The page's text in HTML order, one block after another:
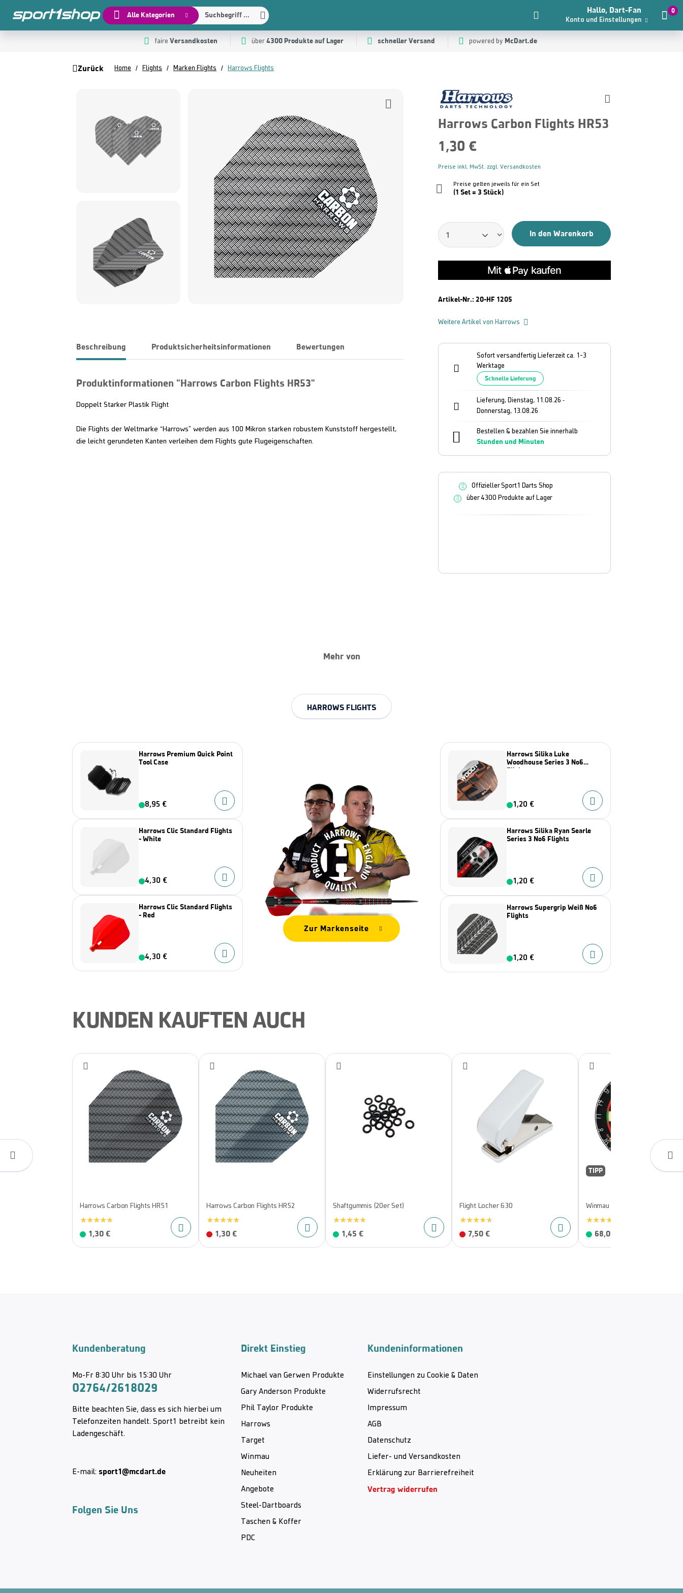
Alle Kategorien Suchbegriff ...
Hallo, Dart-Fan
Konto und Einstellungen
0
faire Versandkosten über 4300 Produkte auf Lager schneller Versand powered by McDart.de
Zurück Home Flights Marken Flights Harrows Flights
Beschreibung Produktsicherheitsinformationen Bewertungen
Produktinformationen "Harrows Carbon Flights HR53"
Doppelt Starker Plastik Flight
Die Flights der Weltmarke “Harrows” werden aus 100 Mikron starken robustem Kunststoff hergestellt,
die leicht gerundeten Kanten verleihen dem Flights gute Flugeigenschaften.
Harrows Carbon Flights HR53
1,30 €
Preise inkl. MwSt. zzgl. Versandkosten
Preise gelten jeweils für ein Set
(1 Set = 3 Stück)
In den Warenkorb
Artikel-Nr.: 20-HF 1205
Weitere Artikel von Harrows
Sofort versandfertig Lieferzeit ca. 1-3
Werktage
Schnelle Lieferung
Lieferung, Dienstag, 11.08.26 -
Donnerstag, 13.08.26
Bestellen & bezahlen Sie innerhalb
Stunden und Minuten
Offizieller Sport1 Darts Shop
über 4300 Produkte auf Lager
Mehr von
HARROWS FLIGHTS
Harrows Premium Quick Point
Tool Case
8,95 €
Harrows Clic Standard Flights
- White
4,30 €
Harrows Clic Standard Flights
- Red
4,30 €
Zur Markenseite
Harrows Silika Luke
Woodhouse Series 3 No6
Flights
1,20 €
Harrows Silika Ryan Searle
Series 3 No6 Flights
1,20 €
Harrows Supergrip Weiß No6
Flights
1,20 €
KUNDEN KAUFTEN AUCH
Harrows Carbon Flights HR51
1,30 €
Harrows Carbon Flights HR52
1,30 €
Shaftgummis (20er Set)
1,45 €
Flight Locher 630
7,50 €
TIPP
Winmau Blade 6 Steeldartboard
68,00 €
Kundenberatung
Mo-Fr 8:30 Uhr bis 15:30 Uhr
02764/2618029
Bitte beachten Sie, dass es sich hierbei um
Telefonzeiten handelt. Sport1 betreibt kein
Ladengeschäft.
E-mail: sport1@mcdart.de
Folgen Sie Uns
Direkt Einstieg
Michael van Gerwen Produkte
Gary Anderson Produkte
Phil Taylor Produkte
Harrows
Target
Winmau
Neuheiten
Angebote
Steel-Dartboards
Taschen & Koffer
PDC
Kundeninformationen
Einstellungen zu Cookie & Daten
Widerrufsrecht
Impressum
AGB
Datenschutz
Liefer- und Versandkosten
Erklärung zur Barrierefreiheit
Vertrag widerrufen